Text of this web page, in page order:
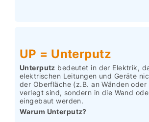
UP = Unterputz
Unterputz bedeutet in der Elektrik,
elektrischen Leitungen und Geräte
der Oberfläche (z.B. an Wänden oder
verlegt sind, sondern in die Wand
eingebaut werden.
Warum Unterputz?